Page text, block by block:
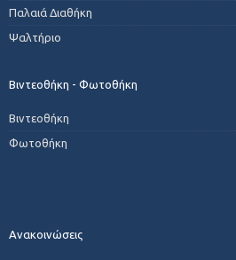
Παλαιά Διαθήκη
Ψαλτήριο
Βιντεοθήκη - Φωτοθήκη
Βιντεοθήκη
Φωτοθήκη
Ανακοινώσεις